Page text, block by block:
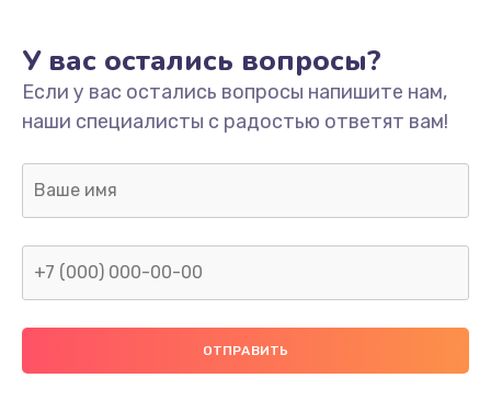
995 руб.
Заказать
Замена шлейфа матрицы
2600 руб.
У вас остались вопросы?
Если у вас остались вопросы напишите нам,
наши специалисты с радостью ответят вам!